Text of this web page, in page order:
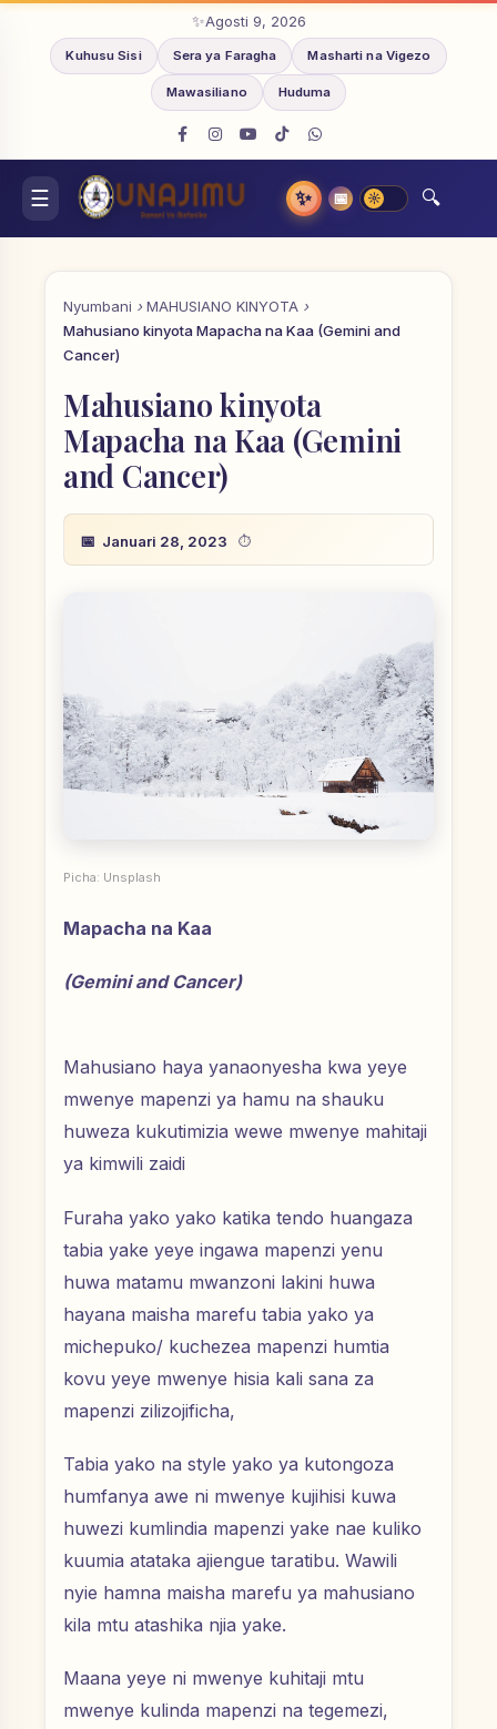
Agosti 9, 2026
Kuhusu Sisi Sera ya Faragha Masharti na Vigezo
Mawasiliano Huduma
✨ 📅
Nyumbani
MAHUSIANO KINYOTA
Mahusiano kinyota Mapacha na Kaa (Gemini and
Cancer)
Mahusiano kinyota
Mapacha na Kaa (Gemini
and Cancer)
Januari 28, 2023
Picha: Unsplash
Mapacha na Kaa
(Gemini and Cancer)
Mahusiano haya yanaonyesha kwa yeye
mwenye mapenzi ya hamu na shauku
huweza kukutimizia wewe mwenye mahitaji
ya kimwili zaidi
Furaha yako yako katika tendo huangaza
tabia yake yeye ingawa mapenzi yenu
huwa matamu mwanzoni lakini huwa
hayana maisha marefu tabia yako ya
michepuko/ kuchezea mapenzi humtia
kovu yeye mwenye hisia kali sana za
mapenzi zilizojificha,
Tabia yako na style yako ya kutongoza
humfanya awe ni mwenye kujihisi kuwa
huwezi kumlindia mapenzi yake nae kuliko
kuumia atataka ajiengue taratibu. Wawili
nyie hamna maisha marefu ya mahusiano
kila mtu atashika njia yake.
Maana yeye ni mwenye kuhitaji mtu
mwenye kulinda mapenzi na tegemezi,